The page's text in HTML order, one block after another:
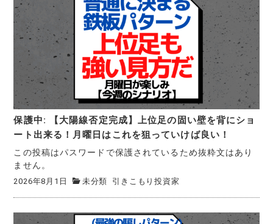
保護中: 【大陽線否定完成】上位足の固い壁を背にショ
ート出来る！月曜日はこれを狙っていけば良い！
この投稿はパスワードで保護されているため抜粋文はあり
ません。
2026年8月1日 未分類 引きこもり投資家